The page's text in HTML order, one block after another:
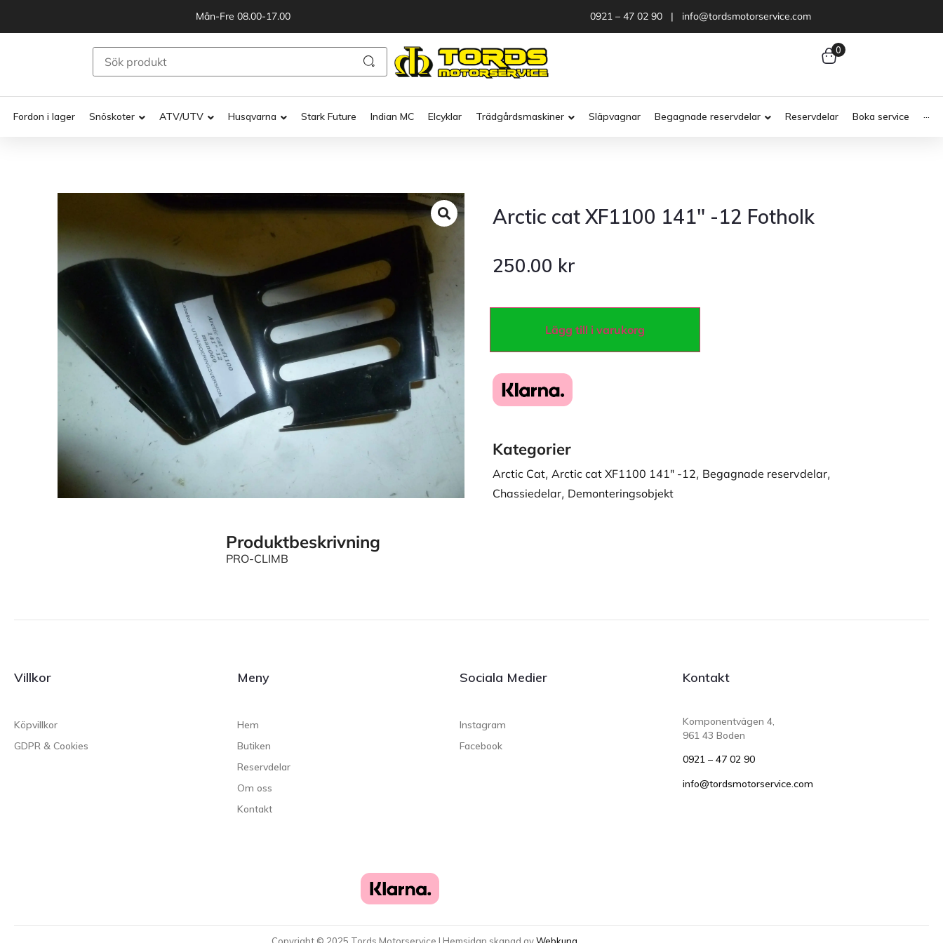
Mån-Fre 08.00-17.00 0921 – 47 02 90 | info@tordsmotorservice.com
0
Fordon i lager Snöskoter ATV/UTV Husqvarna Stark Future Indian MC Elcyklar Trädgårdsmaskiner Släpvagnar Begagnade reservdelar Reservdelar Boka service ···
Arctic cat XF1100 141″ -12 Fotholk
250.00 kr
Lägg till i varukorg
Kategorier
Arctic Cat, Arctic cat XF1100 141" -12, Begagnade reservdelar,
Chassiedelar, Demonteringsobjekt
Produktbeskrivning
PRO-CLIMB
Villkor
Köpvillkor
GDPR & Cookies
Meny
Hem
Butiken
Reservdelar
Om oss
Kontakt
Sociala Medier
Instagram
Facebook
Kontakt
Komponentvägen 4,
961 43 Boden
0921 – 47 02 90
info@tordsmotorservice.com